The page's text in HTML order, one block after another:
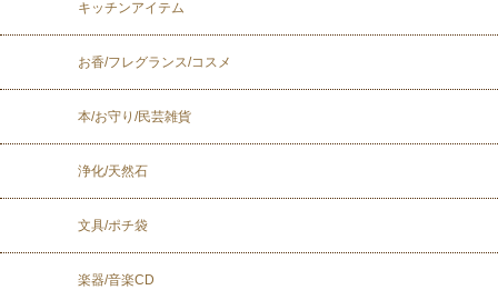
キッチンアイテム
お香/フレグランス/コスメ
本/お守り/民芸雑貨
浄化/天然石
文具/ポチ袋
楽器/音楽CD